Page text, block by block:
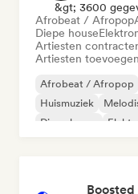
&gt; 3600
Afrobeat / Afropop
Diepe house
Artiesten
Artiesten
Afrobeat / Afropop
Huismuziek
Diepe house